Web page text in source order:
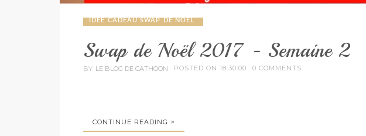
IDEE CADEAU SWAP DE NOEL
Swap de Noël 2017 - Semaine 2
BY LE BLOG DE CATHOON POSTED ON 18:30:00 0 COMMENTS
CONTINUE READING >